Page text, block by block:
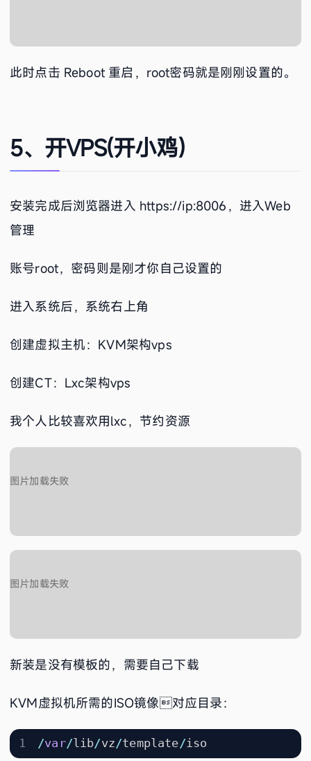
此时点击 Reboot 重启，root密码就是刚刚设置的。
5、开VPS(开小鸡)
安装完成后浏览器进入 https://ip:8006，进入Web
管理
账号root，密码则是刚才你自己设置的
进入系统后，系统右上角
创建虚拟主机：KVM架构vps
创建CT：Lxc架构vps
我个人比较喜欢用lxc，节约资源
新装是没有模板的，需要自己下载
KVM虚拟机所需的ISO镜像对应目录：
/var/ lib/vz/template/iso